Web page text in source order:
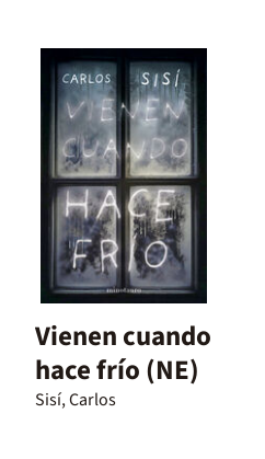
Vienen cuando
hace frío (NE)
Sisí, Carlos